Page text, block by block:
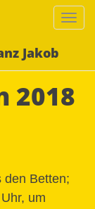
Jakob
2018
den Betten;
um